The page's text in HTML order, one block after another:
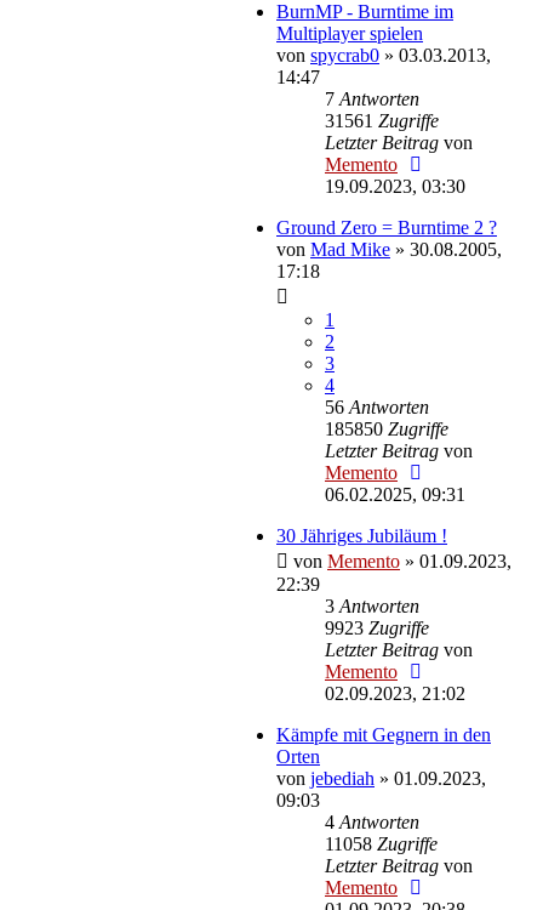
BurnMP - Burntime im
Multiplayer spielen
von spycrab0 » 03.03.2013,
14:47
7 Antworten
31561 Zugriffe
Letzter Beitrag von
Memento
19.09.2023, 03:30
Ground Zero = Burntime 2 ?
von Mad Mike » 30.08.2005,
17:18
1
2
3
4
56 Antworten
185850 Zugriffe
Letzter Beitrag von
Memento
06.02.2025, 09:31
30 Jähriges Jubiläum !
von Memento » 01.09.2023,
22:39
3 Antworten
9923 Zugriffe
Letzter Beitrag von
Memento
02.09.2023, 21:02
Kämpfe mit Gegnern in den
Orten
von jebediah » 01.09.2023,
09:03
4 Antworten
11058 Zugriffe
Letzter Beitrag von
Memento